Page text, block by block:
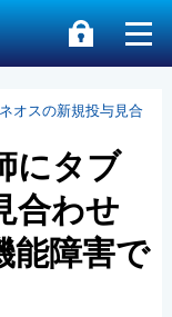
オスの新規投与見合
にタブ
合わせ
障害で